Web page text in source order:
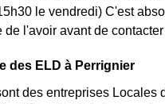
le vendredi) C'est
de l'avoir avant de
des ELD à Perrignier
des entreprises Locales